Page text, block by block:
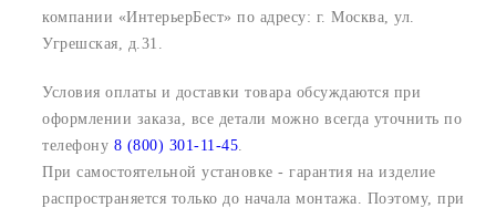
компании «ИнтерьерБест» по адресу: г. Москва, ул.
Угрешская, д.31.
Условия оплаты и доставки товара обсуждаются при
оформлении заказа, все детали можно всегда уточнить по
телефону 8 (800) 301-11-45
При самостоятельной установке - гарантия на изделие
распространяется только до начала монтажа. Поэтому, при